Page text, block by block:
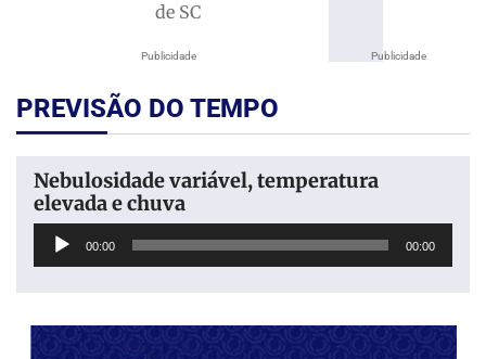
Publicidade
de SC
Publicidade
PREVISÃO DO TEMPO
Nebulosidade variável, temperatura
elevada e chuva
Tocador
00:00 00:00